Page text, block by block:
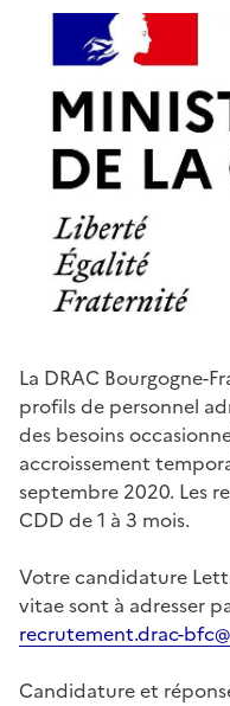
La DRAC Bourgogne-
profils de personnel
des besoins
accroissement
septembre 2020. Les
CDD de 1 à 3 mois.
Votre candidature
vitae sont à adresser
recrutement.drac-
Candidature et